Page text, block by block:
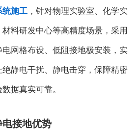
统施工，针对物理实验室、化学实
料研发中心等高精度场景，采用
网格布设、低阻接地极安装，实
静电干扰、静电击穿，保障精密
据真实可靠。
接地优势